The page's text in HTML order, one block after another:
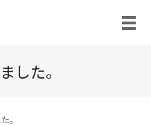
した。
。